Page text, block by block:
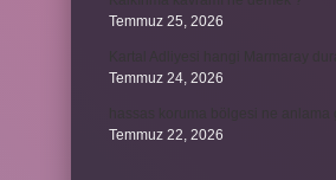
Temmuz 25, 2026
Temmuz 24, 2026
Temmuz 22, 2026